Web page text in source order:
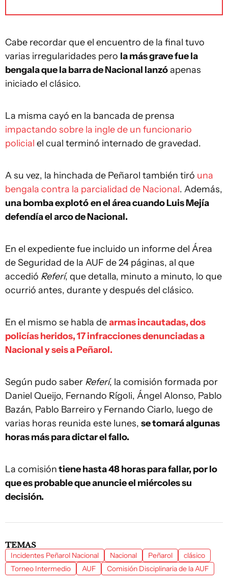
Cabe recordar que el encuentro de la final tuvo
varias irregularidades pero la más grave fue la
bengala que la barra de Nacional lanzóapenas
iniciado el clásico.
La misma cayó en la bancada de prensa
impactando sobre la ingle de un funcionario
policial el cual terminó internado de gravedad.
A su vez, la hinchada de Peñarol también tiró una
bengala contra la parcialidad de Nacional. Además,
una bomba explotóen el área cuando Luis Mejía
defendía el arco de Nacional.
En el expediente fue incluido un informe del Área
de Seguridad de la AUF de 24 páginas, al que
accedió Referí, que detalla, minuto a minuto, lo que
ocurrió antes, durante y después del clásico.
En el mismo se habla dearmas incautadas, dos
policías heridos, 17 infracciones denunciadas a
Nacional y seis a Peñarol.
Según pudo saber Referí, la comisión formada por
Daniel Queijo, Fernando Rígoli, Ángel Alonso, Pablo
Bazán, Pablo Barreiro y Fernando Ciarlo, luego de
varias horas reunida este lunes, se tomará algunas
horas más para dictar el fallo.
La comisióntiene hasta 48 horas para fallar, por lo
que es probable que anuncie el miércoles su
decisión.
TEMAS
Incidentes Peñarol Nacional Nacional Peñarol
clásico
Torneo Intermedio
AUF Comisión Disciplinaria de la AUF